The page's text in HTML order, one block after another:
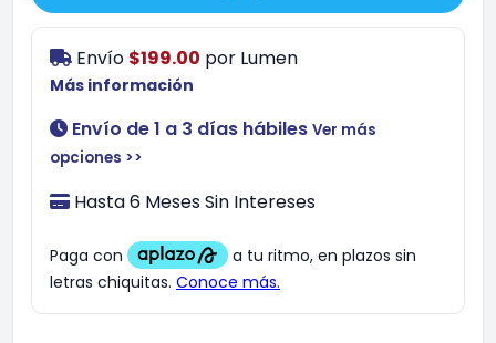
Envío $199.00 por Lumen
Más información
Envío de 1 a 3 días hábiles Ver más
opciones >>
Hasta 6 Meses Sin Intereses